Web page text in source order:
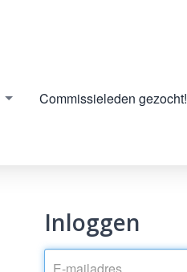
Commissieleden gezocht!
Inloggen